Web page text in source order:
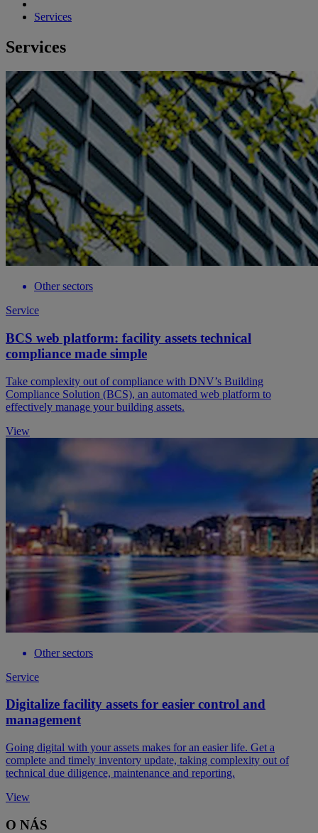
Services
Services
Other sectors
Service
BCS web platform: facility assets technical
compliance made simple
Take complexity out of compliance with DNV’s Building
Compliance Solution (BCS), an automated web platform to
effectively manage your building assets.
View
Other sectors
Service
Digitalize facility assets for easier control and
management
Going digital with your assets makes for an easier life. Get a
complete and timely inventory update, taking complexity out of
technical due diligence, maintenance and reporting.
View
O NÁS